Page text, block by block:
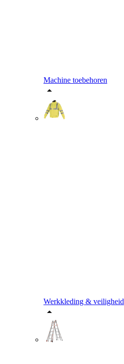
Machine toebehoren
Werkkleding & veiligheid